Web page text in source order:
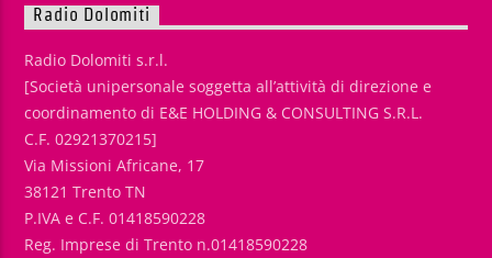
Radio Dolomiti
Radio Dolomiti s.r.l.
[Società unipersonale soggetta all’attività di direzione e
coordinamento di E&E HOLDING & CONSULTING S.R.L.
C.F. 02921370215]
Via Missioni Africane, 17
38121 Trento TN
P.IVA e C.F. 01418590228
Reg. Imprese di Trento n.01418590228